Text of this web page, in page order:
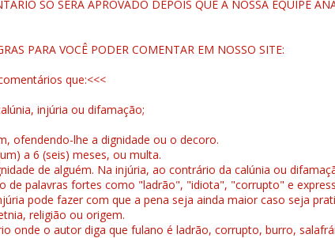
SÓ SERÁ APROVADO DEPOIS QUE A NOSSA EQUIPE
PARA VOCÊ PODER COMENTAR EM NOSSO SITE:
que:<<<
injúria ou difamação;
ofendendo-lhe a dignidade ou o decoro.
a 6 (seis) meses, ou multa.
de alguém. Na injúria, ao contrário da calúnia ou
de palavras fortes como "ladrão", "idiota", "corrupto" e
pode fazer com que a pena seja ainda maior caso seja
religião ou origem.
onde o autor diga que fulano é ladrão, corrupto, burro,